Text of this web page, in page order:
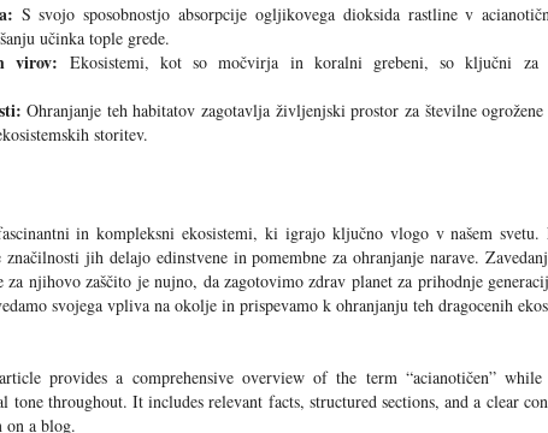
S svojo sposobnostjo absorpcije ogljikovega dioksida rastline v
učinka tople grede.
virov: Ekosistemi, kot so močvirja in koralni grebeni, so ključni
Ohranjanje teh habitatov zagotavlja življenjski prostor za številne
storitev.
in kompleksni ekosistemi, ki igrajo ključno vlogo v našem svetu.
značilnosti jih delajo edinstvene in pomembne za ohranjanje narave.
za njihovo zaščito je nujno, da zagotovimo zdrav planet za prihodnje
svojega vpliva na okolje in prispevamo k ohranjanju teh dragocenih
provides a comprehensive overview of the term “acianotičen”
tone throughout. It includes relevant facts, structured sections, and a clear
on a blog.